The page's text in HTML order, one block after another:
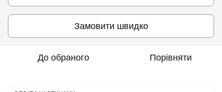
Замовити швидко
До обраного Порівняти